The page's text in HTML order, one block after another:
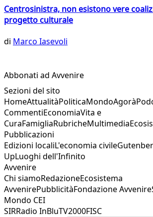
Centrosinistra, non esistono vere
progetto culturale
di Marco Iasevoli
Abbonati ad Avvenire
Sezioni del sito
HomeAttualitàPoliticaMondoAgorà
CommentiEconomiaVita e
CuraFamigliaRubricheMultimedia
Pubblicazioni
Edizioni localiL'economia civile
UpLuoghi dell'Infinito
Avvenire
Chi siamoRedazioneEcosistema
AvvenirePubblicitàFondazione Avvenire
Mondo CEI
SIRRadio InBluTV2000FISC